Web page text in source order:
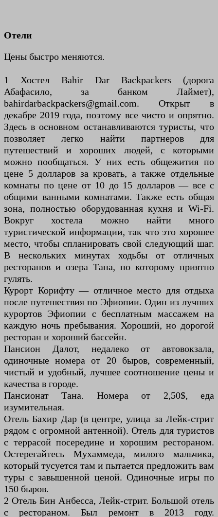
Отели
Цены быстро меняются.
1 Хостел Bahir Dar Backpackers (дорога
Абафасило, за банком Лаймет),
bahirdarbackpackers@gmail.com. Открыт в
декабре 2019 года, поэтому все чисто и опрятно.
Здесь в основном останавливаются туристы, что
позволяет легко найти партнеров для
путешествий и хороших людей, с которыми
можно пообщаться. У них есть общежития по
цене 5 долларов за кровать, а также отдельные
комнаты по цене от 10 до 15 долларов — все с
общими ванными комнатами. Также есть общая
зона, полностью оборудованная кухня и Wi-Fi.
Вокруг хостела можно найти много
туристической информации, так что это хорошее
место, чтобы спланировать свой следующий шаг.
В нескольких минутах ходьбы от отличных
ресторанов и озера Тана, по которому приятно
гулять.
Курорт Корифту — отличное место для отдыха
после путешествия по Эфиопии. Один из лучших
курортов Эфиопии с бесплатным массажем на
каждую ночь пребывания. Хороший, но дорогой
ресторан и хороший бассейн.
Пансион Далот, недалеко от автовокзала,
одиночные номера от 20 быров, современный,
чистый и удобный, лучшее соотношение цены и
качества в городе.
Пансионат Тана. Номера от 2,50$, еда
изумительная.
Отель Бахир Дар (в центре, улица за Лейк-стрит
рядом с огромной антенной). Отель для туристов
с террасой посередине и хорошим рестораном.
Остерегайтесь Мухаммеда, милого мальчика,
который тусуется там и пытается предложить вам
туры с завышенной ценой. Одиночные игры по
150 быров.
2 Отель Бин Анбесса, Лейк-стрит. Большой отель
с рестораном. Был ремонт в 2013 году.